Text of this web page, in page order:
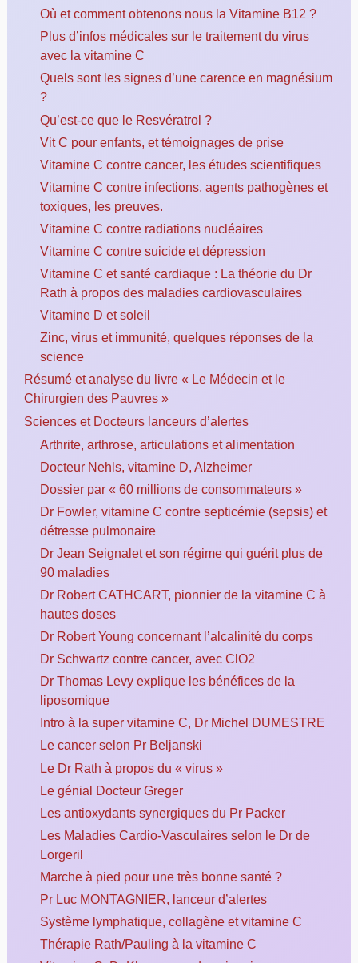
Où et comment obtenons nous la Vitamine B12 ?
Plus d’infos médicales sur le traitement du virus
avec la vitamine C
Quels sont les signes d’une carence en magnésium
?
Qu’est-ce que le Resvératrol ?
Vit C pour enfants, et témoignages de prise
Vitamine C contre cancer, les études scientifiques
Vitamine C contre infections, agents pathogènes et
toxiques, les preuves.
Vitamine C contre radiations nucléaires
Vitamine C contre suicide et dépression
Vitamine C et santé cardiaque : La théorie du Dr
Rath à propos des maladies cardiovasculaires
Vitamine D et soleil
Zinc, virus et immunité, quelques réponses de la
science
Résumé et analyse du livre « Le Médecin et le
Chirurgien des Pauvres »
Sciences et Docteurs lanceurs d’alertes
Arthrite, arthrose, articulations et alimentation
Docteur Nehls, vitamine D, Alzheimer
Dossier par « 60 millions de consommateurs »
Dr Fowler, vitamine C contre septicémie (sepsis) et
détresse pulmonaire
Dr Jean Seignalet et son régime qui guérit plus de
90 maladies
Dr Robert CATHCART, pionnier de la vitamine C à
hautes doses
Dr Robert Young concernant l’alcalinité du corps
Dr Schwartz contre cancer, avec ClO2
Dr Thomas Levy explique les bénéfices de la
liposomique
Intro à la super vitamine C, Dr Michel DUMESTRE
Le cancer selon Pr Beljanski
Le Dr Rath à propos du « virus »
Le génial Docteur Greger
Les antioxydants synergiques du Pr Packer
Les Maladies Cardio-Vasculaires selon le Dr de
Lorgeril
Marche à pied pour une très bonne santé ?
Pr Luc MONTAGNIER, lanceur d’alertes
Système lymphatique, collagène et vitamine C
Thérapie Rath/Pauling à la vitamine C